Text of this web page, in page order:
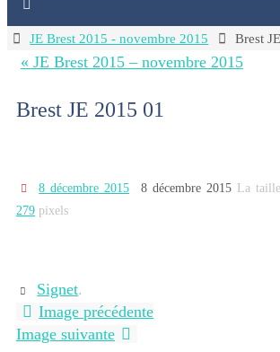
HomeJE Brest 2015 - novembre 2015 Brest
« JE Brest 2015 – novembre 2015
Brest JE 2015 01
8 décembre 2015 8 décembre 2015 La
279 pixels
Signet.
Image précédente
Image suivante